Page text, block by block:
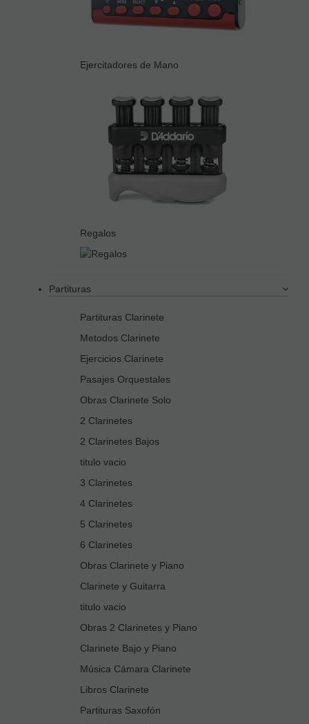
Ejercitadores de Mano
Regalos
Partituras
Partituras Clarinete
Metodos Clarinete
Ejercicios Clarinete
Pasajes Orquestales
Obras Clarinete Solo
2 Clarinetes
2 Clarinetes Bajos
titulo vacio
3 Clarinetes
4 Clarinetes
5 Clarinetes
6 Clarinetes
Obras Clarinete y Piano
Clarinete y Guitarra
titulo vacio
Obras 2 Clarinetes y Piano
Clarinete Bajo y Piano
Música Cámara Clarinete
Libros Clarinete
Partituras Saxofón